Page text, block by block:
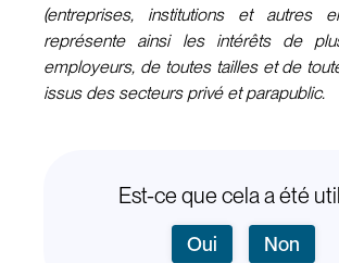
(entreprises, institutions et autres
représente ainsi les intérêts de
employeurs, de toutes tailles et de
issus des secteurs privé et parapublic.
Est-ce que cela a été
Oui Non